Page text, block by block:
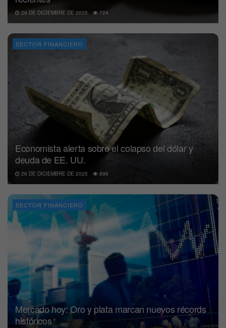
29 DE DICIEMBRE DE 2025 724
SECTOR FINANCIERO
Economista alerta sobre el colapso del dólar y
deuda de EE. UU.
26 DE DICIEMBRE DE 2025 896
SECTOR FINANCIERO
Mercado hoy: Oro y plata marcan nuevos récords
históricos